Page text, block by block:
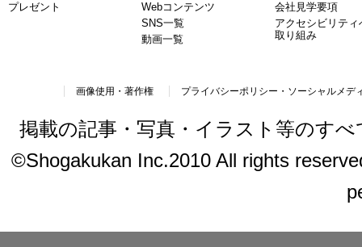
プレゼント
Webコンテンツ
SNS一覧
動画一覧
会社見学要項
アクセシビリティ
取り組み
画像使用・著作権 プライバシーポリシー・ソーシャルメデ
掲載の記事・写真・イラスト等のす
©Shogakukan Inc.2010 All rights